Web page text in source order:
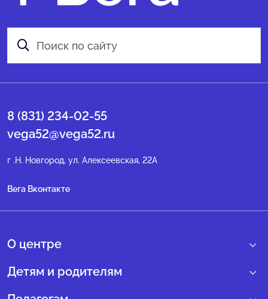
8 (831) 234-02-55
vega52@vega52.ru
г .Н. Новгород, ул. Алексеевская, 22А
Вега Вконтакте
О центре
О нас
Детям и родителям
Учебные интенсивные сборы